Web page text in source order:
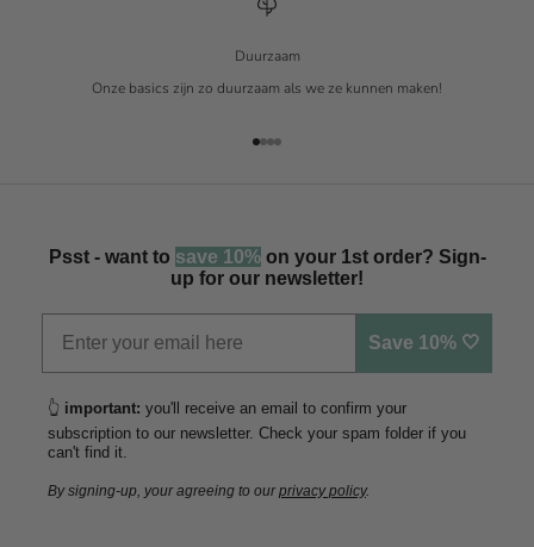
Duurzaam
Onze basics zijn zo duurzaam als we ze kunnen maken!
Naar artikel 1
Naar artikel 2
Naar artikel 3
Naar artikel 4
Psst - want to save 10%on your 1st order? Sign-
up for our newsletter!
Save 10% 🤍
👆 important: you'll receive an email to confirm your
subscription to our newsletter. Check your spam folder if you
can't find it.
By signing-up, your agreeing to ourprivacy policy.